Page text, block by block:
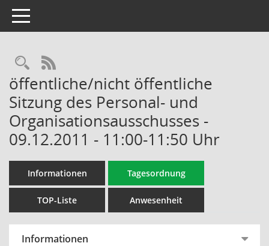
Toggle navigation
Rechercheauswahl
RSS-Feed
öffentliche/nicht öffentliche
Sitzung des Personal- und
Organisationsausschusses -
09.12.2011 - 11:00-11:50 Uhr
Informationen Tagesordnung
TOP-Liste Anwesenheit
Informationen